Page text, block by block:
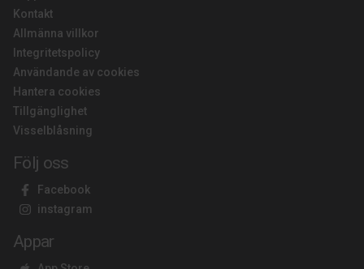
Kontakt
Allmänna villkor
Integritetspolicy
Användande av cookies
Hantera cookies
Tillgänglighet
Visselblåsning
Följ oss
Facebook
instagram
Appar